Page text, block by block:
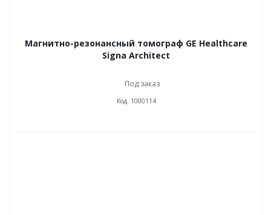
Магнитно-резонансный томограф GE Healthcare
Signa Architect
Под заказ
Код: 1000114